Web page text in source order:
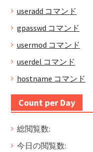
useradd コマンド
gpasswd コマンド
usermod コマンド
userdel コマンド
hostname コマンド
Count per Day
総閲覧数:
今日の閲覧数: